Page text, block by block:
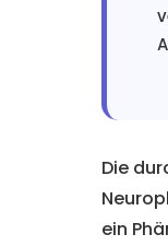
Die
ein